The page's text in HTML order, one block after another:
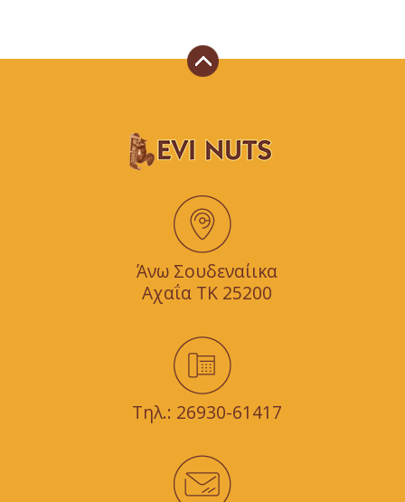
Άνω Σουδεναίικα
Αχαΐα TK 25200
Τηλ.: 26930-61417